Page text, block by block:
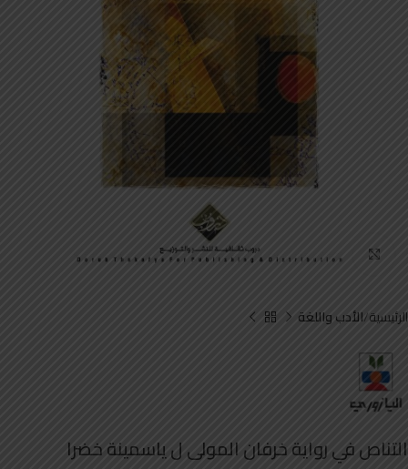
Click to enlarge
الرئيسية الأدب واللغة
التناص في رواية خرفان المولى ل ياسمينة خضرا